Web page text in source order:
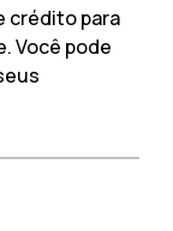
crédito para
Você pode